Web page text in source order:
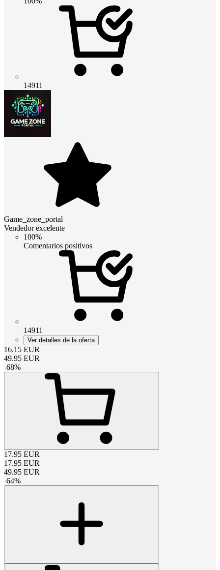
14911
Game_zone_portal
Vendedor excelente
100%
Comentarios positivos
14911
Ver detalles de la oferta
16.15 EUR
49.95 EUR
-68%
17.95 EUR
17.95 EUR
49.95 EUR
-64%